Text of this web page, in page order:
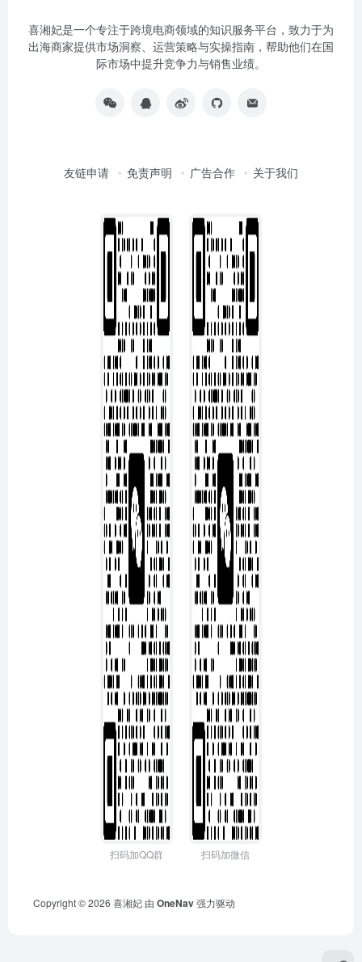
喜湘妃是一个专注于跨境电商领域的知识服务平台，致力于为
出海商家提供市场洞察、运营策略与实操指南，帮助他们在国
际市场中提升竞争力与销售业绩。
友链申请 免责声明 广告合作 关于我们
扫码加QQ群 扫码加微信
Copyright © 2026 喜湘妃 由 OneNav强力驱动